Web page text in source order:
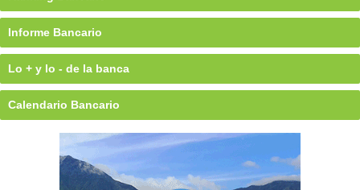
Informe Bancario
Lo + y lo - de la banca
Calendario Bancario